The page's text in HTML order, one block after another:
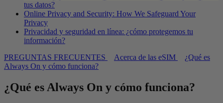
tus datos?
Online Privacy and Security: How We Safeguard Your
Privacy
Privacidad y seguridad en línea: ¿cómo protegemos tu
información?
PREGUNTAS FRECUENTES
Acerca de las eSIM
¿Qué es
Always On y cómo funciona?
¿Qué es Always On y cómo funciona?